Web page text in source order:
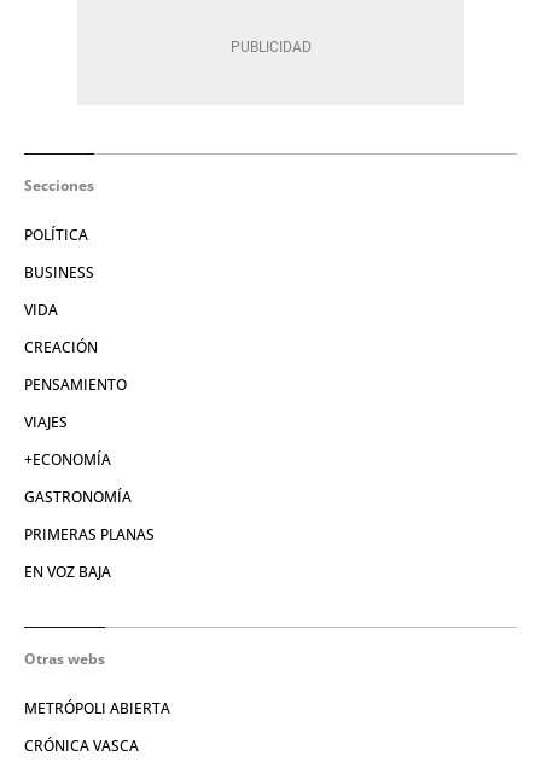
Secciones
POLÍTICA
BUSINESS
VIDA
CREACIÓN
PENSAMIENTO
VIAJES
+ECONOMÍA
GASTRONOMÍA
PRIMERAS PLANAS
EN VOZ BAJA
Otras webs
METRÓPOLI ABIERTA
CRÓNICA VASCA